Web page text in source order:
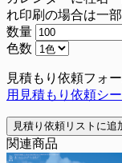
れ印刷の場合は一
数量
色数
見積もり依頼フォ
用見積もり依頼シー
見積り依頼リストに追
関連商品